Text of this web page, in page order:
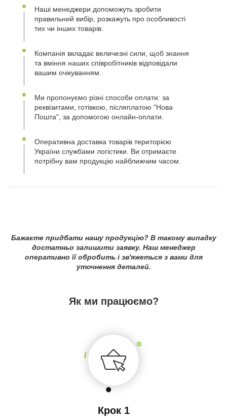
Наші менеджери допоможуть зробити
правильний вибір, розкажуть про особливості
тих чи інших товарів.
Компанія вкладає величезні сили, щоб знання
та вміння наших співробітників відповідали
вашим очікуванням.
Ми пропонуємо різні способи оплати: за
реквізитами, готівкою, післяплатою "Нова
Пошта", за допомогою онлайн-оплати.
Оперативна доставка товарів територією
України службами логістики. Ви отримаєте
потрібну вам продукцію найближчим часом.
Бажаєте придбати нашу продукцію? В такому випадку
достатньо залишити заявку. Наш менеджер
оперативно її обробить і зв'яжеться з вами для
уточнення деталей.
Як ми працюємо?
Крок 1